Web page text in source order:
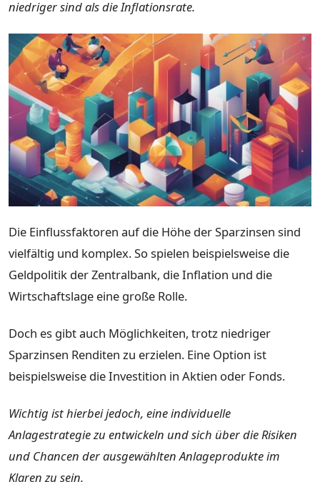
niedriger sind als die Inflationsrate.
Die Einflussfaktoren auf die Höhe der Sparzinsen sind
vielfältig und komplex. So spielen beispielsweise die
Geldpolitik der Zentralbank, die Inflation und die
Wirtschaftslage eine große Rolle.
Doch es gibt auch Möglichkeiten, trotz niedriger
Sparzinsen Renditen zu erzielen. Eine Option ist
beispielsweise die Investition in Aktien oder Fonds.
Wichtig ist hierbei jedoch, eine individuelle
Anlagestrategie zu entwickeln und sich über die Risiken
und Chancen der ausgewählten Anlageprodukte im
Klaren zu sein.